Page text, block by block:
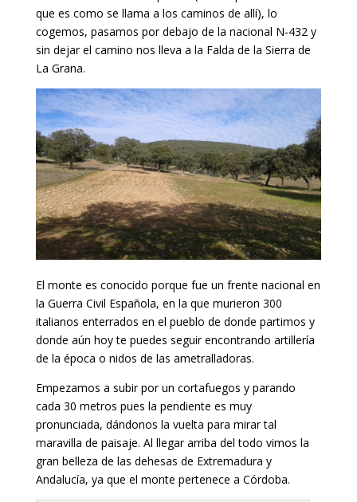
que es como se llama a los caminos de allí), lo
cogemos, pasamos por debajo de la nacional N-432 y
sin dejar el camino nos lleva a la Falda de la Sierra de
La Grana.
El monte es conocido porque fue un frente nacional en
la Guerra Civil Española, en la que murieron 300
italianos enterrados en el pueblo de donde partimos y
donde aún hoy te puedes seguir encontrando artillería
de la época o nidos de las ametralladoras.
Empezamos a subir por un cortafuegos y parando
cada 30 metros pues la pendiente es muy
pronunciada, dándonos la vuelta para mirar tal
maravilla de paisaje. Al llegar arriba del todo vimos la
gran belleza de las dehesas de Extremadura y
Andalucía, ya que el monte pertenece a Córdoba.